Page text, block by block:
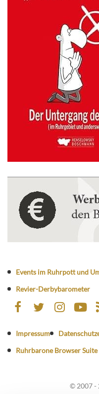
Events im Ruhrpott und
Revier-Derbybarometer
Impressum
Ruhrbarone Browser
© 2007 -